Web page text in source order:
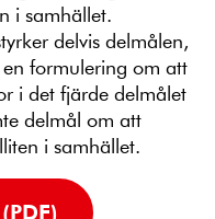
i samhället.
delvis delmålen,
formulering om att
i det fjärde delmålet
delmål om att
i samhället.